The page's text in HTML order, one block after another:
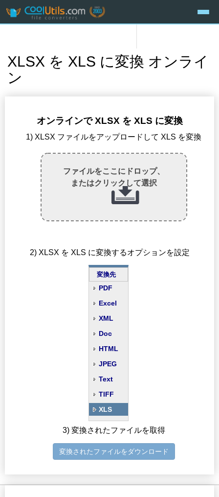
XLSX を XLS に変換 オンライ
ン
オンラインで XLSX を XLS に変換
1) XLSX ファイルをアップロードして XLS を変換
ファイルをここにドロップ、
またはクリックして選択
2) XLSX を XLS に変換するオプションを設定
変換先
PDF
Excel
XML
Doc
HTML
JPEG
Text
TIFF
XLS
3) 変換されたファイルを取得
変換されたファイルをダウンロード